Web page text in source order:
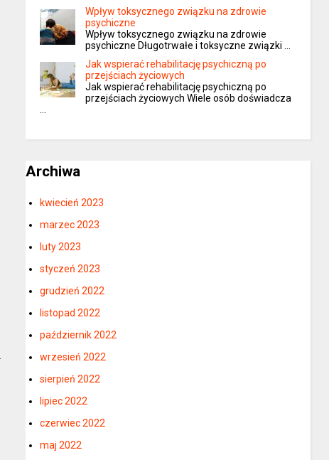
Wpływ toksycznego związku na zdrowie
psychiczne
Wpływ toksycznego związku na zdrowie
psychiczne Długotrwałe i toksyczne związki …
Jak wspierać rehabilitację psychiczną po
przejściach życiowych
Jak wspierać rehabilitację psychiczną po
przejściach życiowych Wiele osób doświadcza
…
Archiwa
kwiecień 2023
marzec 2023
luty 2023
styczeń 2023
grudzień 2022
listopad 2022
październik 2022
wrzesień 2022
sierpień 2022
lipiec 2022
czerwiec 2022
maj 2022